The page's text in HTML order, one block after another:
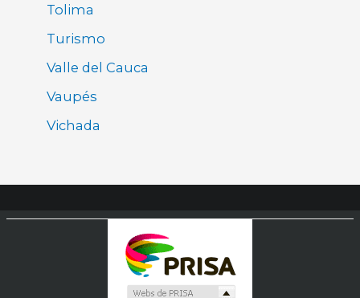
Tolima
Turismo
Valle del Cauca
Vaupés
Vichada